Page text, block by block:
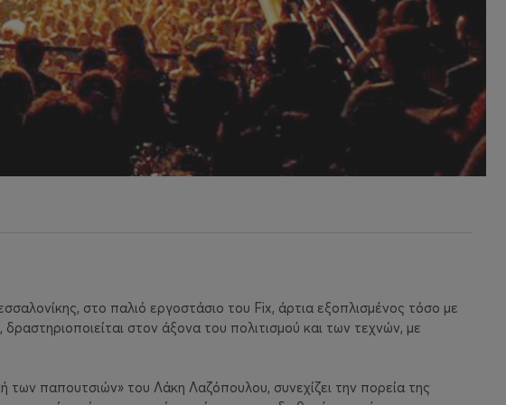
στο παλιό εργοστάσιο του Fix, άρτια εξοπλισμένος τόσο με
στον άξονα του πολιτισμού και των τεχνών, με
παπουτσιών» του Λάκη Λαζόπουλου, συνεχίζει την πορεία της